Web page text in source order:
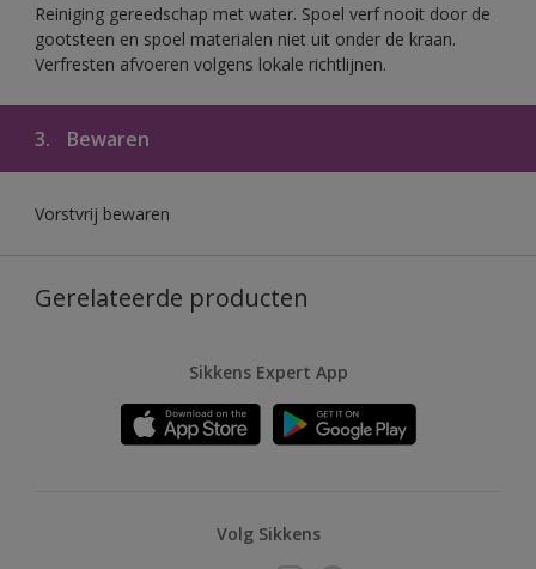
Reiniging gereedschap met water. Spoel verf nooit door de
gootsteen en spoel materialen niet uit onder de kraan.
Verfresten afvoeren volgens lokale richtlijnen.
3. Bewaren
Vorstvrij bewaren
Gerelateerde producten
Sikkens Expert App
Volg Sikkens